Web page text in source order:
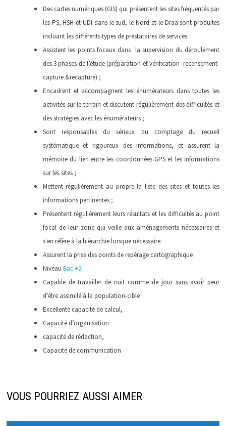
Des cartes numériques (GIS) qui présentent les sites fréquentés par
les PS, HSH et UDI dans le sud, le Nord et le Draa sont produites
incluant les différents types de prestataires de services.
Assistent les points focaux dans la supervision du déroulement
des 3 phases de l’étude (préparation et vérification- recensement-
capture &recapture) ;
Encadrent et accompagnent les énumérateurs dans toutes les
activités sur le terrain et discutent régulièrement des difficultés et
des stratégies avec les énumérateurs ;
Sont responsables du sérieux du comptage du recueil
systématique et rigoureux des informations, et assurent la
mémoire du lien entre les coordonnées GPS et les informations
sur les sites ;
Mettent régulièrement au propre la liste des sites et toutes les
informations pertinentes ;
Présentent régulièrement leurs résultats et les difficultés au point
focal de leur zone qui veille aux aménagements nécessaires et
s‘en réfère à la hiérarchie lorsque nécessaire.
Assurent la prise des points de repérage cartographique
Niveau Bac +2
Capable de travailler de nuit comme de jour sans avoir peur
d’être assimilé à la population-cible
Excellente capacité de calcul,
Capacité d’organisation
capacité de rédaction,
Capacité de communication
VOUS POURRIEZ AUSSI AIMER